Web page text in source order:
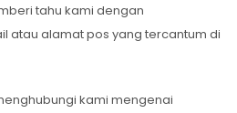
tahu kami dengan
atau alamat pos yang tercantum di
kami mengenai